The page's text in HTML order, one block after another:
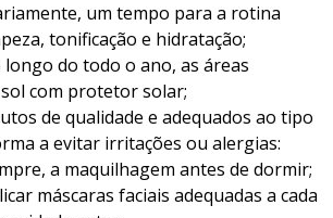
um tempo para a rotina
tonificação e hidratação;
do todo o ano, as áreas
com protetor solar;
de qualidade e adequados ao tipo
a evitar irritações ou alergias:
a maquilhagem antes de dormir;
máscaras faciais adequadas a cada